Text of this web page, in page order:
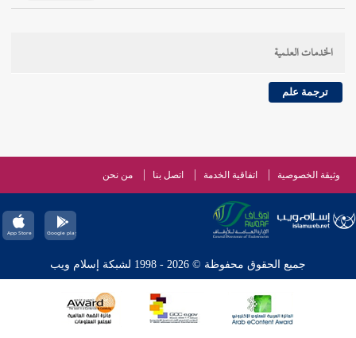
الخدمات العلمية
ترجمة علم
وثيقة الخصوصية اتفاقية الخدمة اتصل بنا من نحن
جميع الحقوق محفوظة © 2026 - 1998 لشبكة إسلام ويب